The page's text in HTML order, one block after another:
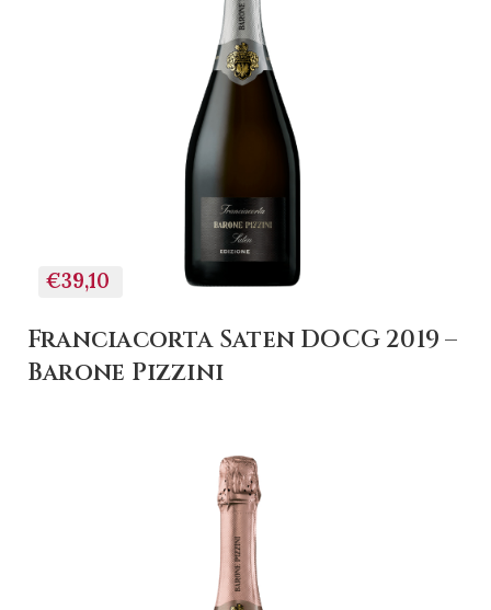
€39,10
+ AGGIUNGI AL
CARRELLO
Franciacorta Saten DOCG 2019 –
Barone Pizzini